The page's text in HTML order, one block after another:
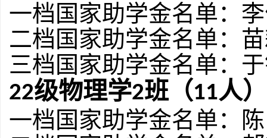
一档国家助学金名单：
二档国家助学金名单：
三档国家助学金名单：
22级物理学2班（11人）
一档国家助学金名单：
陈